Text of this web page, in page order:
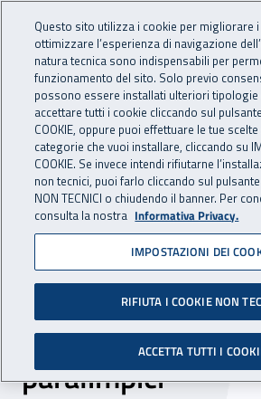
INAIL - Istituto
Navigazione
Navigazione - Ti trovi in:
Home Inail comunica News
23 maggio 2024
Nei Giardini
a Milano, la
dedicata ai giochi
paralimpici
Questo sito utilizza i cookie per migliorare
ottimizzare l’esperienza di navigazione
natura tecnica sono indispensabili per
funzionamento del sito. Solo previo
possono essere installati ulteriori tipologie
accettare tutti i cookie cliccando sul pulsante
COOKIE, oppure puoi effettuare le tue
categorie che vuoi installare, cliccando su
COOKIE. Se invece intendi rifiutarne
non tecnici, puoi farlo cliccando sul pulsante
NON TECNICI o chiudendo il banner. Per
consulta la nostra Informativa Privacy.
IMPOSTAZIONI DEI
RIFIUTA I COOKIE NON
ACCETTA TUTTI I